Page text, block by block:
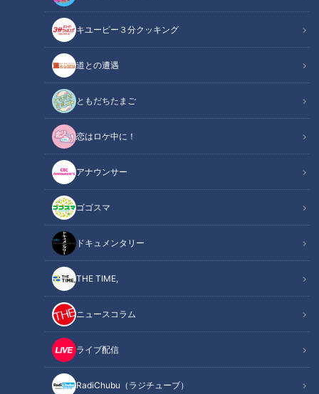
キユーピー３分クッキング
道との遭遇
ともだちたまご
恋はロケ中に！
アナウンサー
ゴゴスマ
ドキュメンタリー
THE TIME,
ニュースコラム
ライブ配信
RadiChubu（ラジチューブ）
この記事の画像（全14枚）